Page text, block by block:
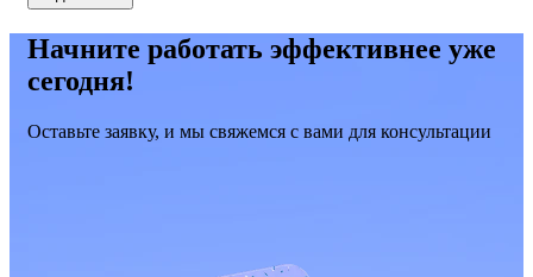
Начните работать эффективнее уже
сегодня!
Оставьте заявку, и мы свяжемся с вами для консультации